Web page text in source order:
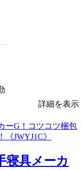
詳細を表示
寝具メーカ